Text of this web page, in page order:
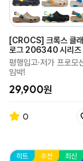
[CROCS] 크록스 클
로그 206340 시리즈
10컬러 완전 라인업
평행입고·저가 프로모
임박!
29,900원
0
히트 추천 최신